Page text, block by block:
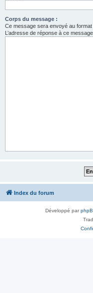
Corps du message :
Ce message sera envoyé au
L’adresse de réponse à ce
Index du forum
Développé par